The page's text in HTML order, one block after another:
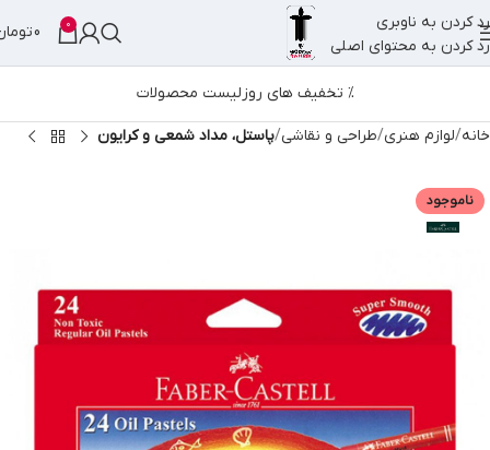
رد کردن به ناوبری
رد کردن به محتوای اصلی
0
0
% تخفیف های روزلیست محصولات
خانه لوازم هنری طراحی و نقاشی پاستل، مداد شمعی و کرایون
ناموجود